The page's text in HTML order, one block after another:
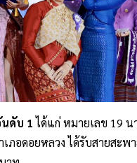
ดับ 1ได้แก่ หมายเลข 19
เภอดอยหลวง ได้รับสายสะพ